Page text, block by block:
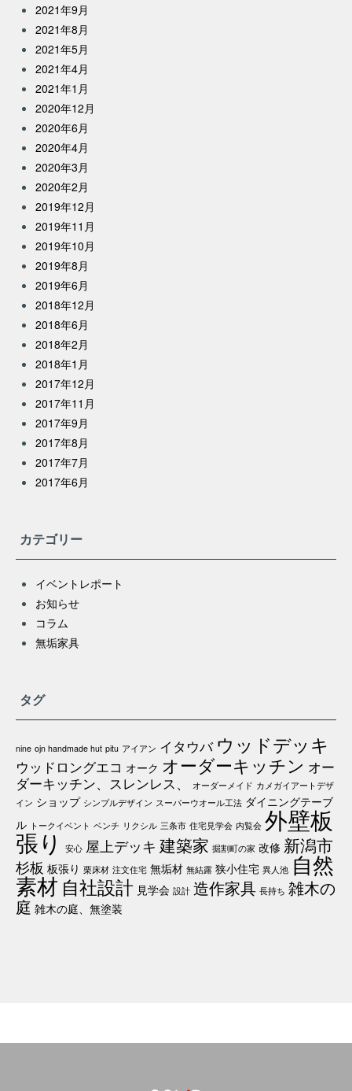
2021年9月
2021年8月
2021年5月
2021年4月
2021年1月
2020年12月
2020年6月
2020年4月
2020年3月
2020年2月
2019年12月
2019年11月
2019年10月
2019年8月
2019年6月
2018年12月
2018年6月
2018年2月
2018年1月
2017年12月
2017年11月
2017年9月
2017年8月
2017年7月
2017年6月
カテゴリー
イベントレポート
お知らせ
コラム
無垢家具
タグ
nine ojn handmade hut pitu アイアン イタウバ ウッドデッキ
ウッドロングエコ オーク オーダーキッチン オー
ダーキッチン、スレンレス、
オーダーメイド カメガイアートデザ
イン ショップ シンプルデザイン スーパーウオール工法 ダイニングテーブ
ル トークイベント ベンチ リクシル 三条市 住宅見学会 内覧会 外壁板
張り 安心 屋上デッキ 建築家 掘割町の家 改修 新潟市
杉板 板張り 栗床材 注文住宅 無垢材 無結露 狭小住宅 異人池 自然
素材 自社設計 見学会 設計 造作家具 長持ち 雑木の
庭 雑木の庭、無塗装